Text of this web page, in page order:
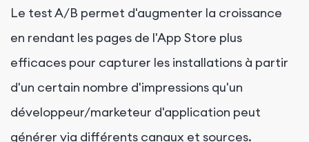
Le test A/B permet d'augmenter la croissance
en rendant les pages de l'App Store plus
efficaces pour capturer les installations à partir
d'un certain nombre d'impressions qu'un
développeur/marketeur d'application peut
générer via différents canaux et sources.